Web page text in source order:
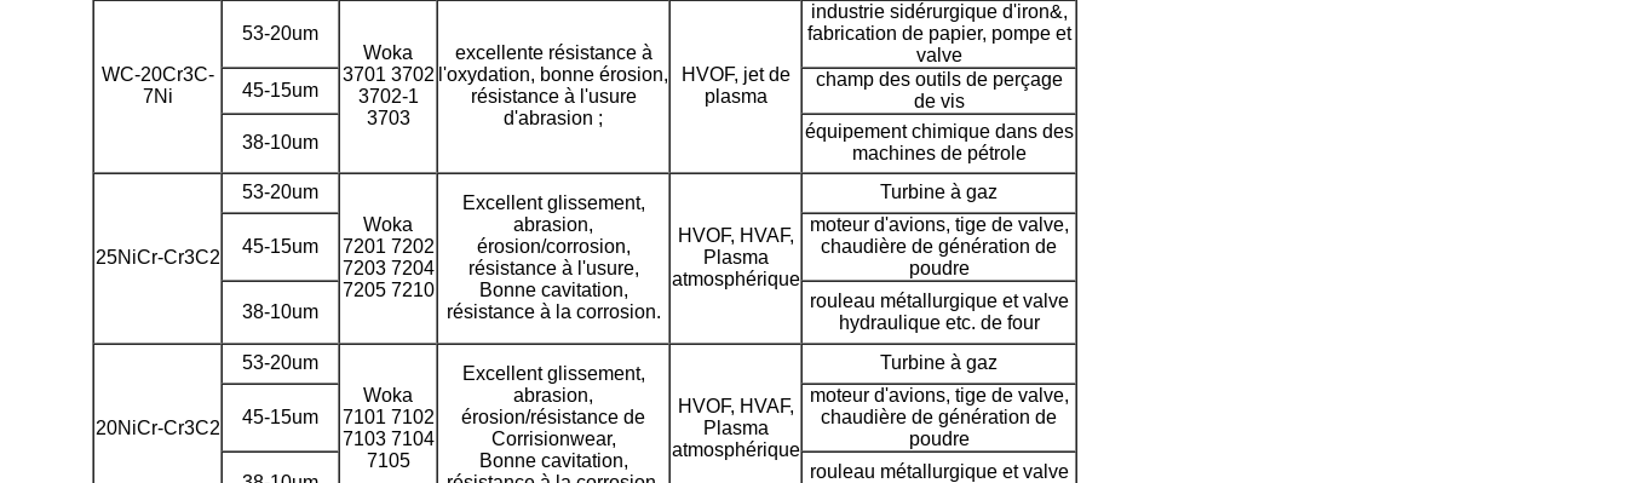
WC-20Cr3C-
7Ni
53-20um
Woka
3701 3702
3702-1
3703
excellente résistance à
l'oxydation, bonne érosion,
résistance à l'usure
d'abrasion ;
HVOF, jet de
plasma
industrie sidérurgique d'iron&,
fabrication de papier, pompe et
valve
45-15um
champ des outils de perçage
de vis
38-10um
équipement chimique dans des
machines de pétrole
25NiCr-Cr3C2
53-20um
Woka
7201 7202
7203 7204
7205 7210
Excellent glissement,
abrasion,
érosion/corrosion,
résistance à l'usure,
Bonne cavitation,
résistance à la corrosion.
HVOF, HVAF,
Plasma
atmosphérique
Turbine à gaz
45-15um
moteur d'avions, tige de valve,
chaudière de génération de
poudre
38-10um
rouleau métallurgique et valve
hydraulique etc. de four
20NiCr-Cr3C2
53-20um
Woka
7101 7102
7103 7104
7105
Excellent glissement,
abrasion,
érosion/résistance de
Corrisionwear,
Bonne cavitation,
HVOF, HVAF,
Plasma
atmosphérique
Turbine à gaz
45-15um
moteur d'avions, tige de valve,
chaudière de génération de
poudre
rouleau métallurgique et valve